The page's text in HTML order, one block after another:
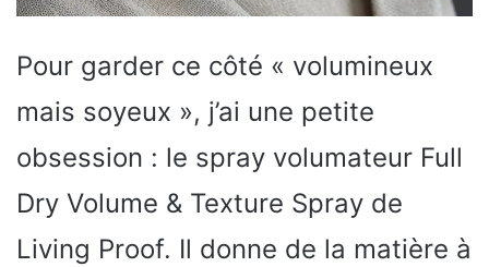
Pour garder ce côté « volumineux
mais soyeux », j’ai une petite
obsession : le spray volumateur Full
Dry Volume & Texture Spray de
Living Proof. Il donne de la matière à